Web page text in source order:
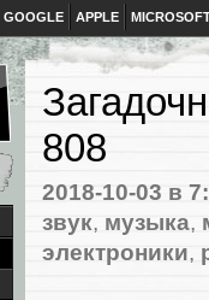
GOOGLE APPLE
808
2018-10-03 в
звук, музыка,
электроники,